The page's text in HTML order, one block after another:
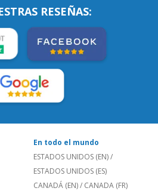
RESEÑAS:
En todo el mundo
ESTADOS UNIDOS (EN)
ESTADOS UNIDOS (ES)